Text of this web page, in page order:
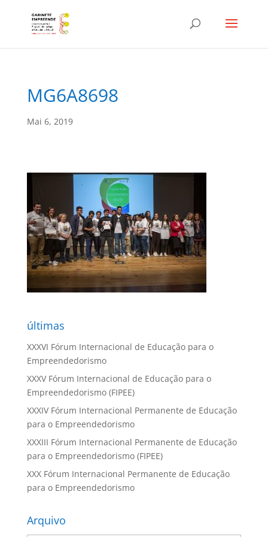
MG6A8698
Mai 6, 2019
últimas
XXXVI Fórum Internacional de Educação para o
Empreendedorismo
XXXV Fórum Internacional de Educação para o
Empreendedorismo (FIPEE)
XXXIV Fórum Internacional Permanente de Educação
para o Empreendedorismo
XXXIII Fórum Internacional Permanente de Educação
para o Empreendedorismo (FIPEE)
XXX Fórum Internacional Permanente de Educação
para o Empreendedorismo
Arquivo